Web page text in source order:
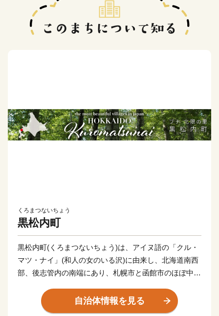
くろまつないちょう
黒松内町
黒松内町(くろまつないちょう)は、アイヌ語の「クル・
マツ・ナイ」(和人の女のいる沢)に由来し、北海道南西
部、後志管内の南端にあり、札幌市と函館市のほぼ中間
直接海岸に接することがない特殊な地形となっておりま
すが、黒松内岳からは日本海と太平洋を望むことができ
自治体情報を見る